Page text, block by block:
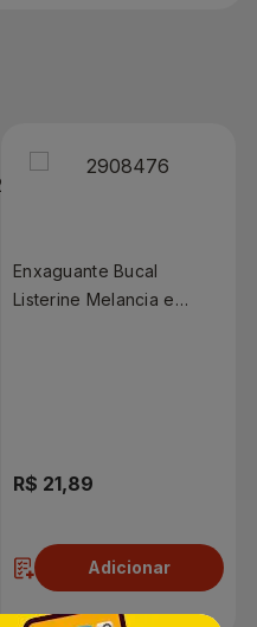
Enxaguante Bucal
Listerine Melancia e
R$ 21,89
Adicionar